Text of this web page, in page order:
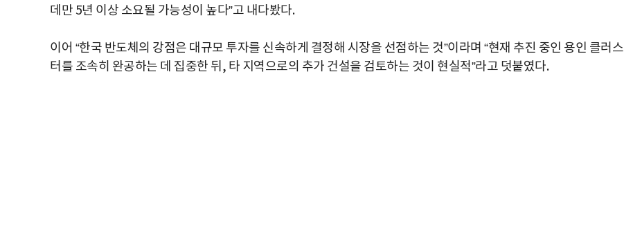
데만 5년 이상 소요될 가능성이 높다”고 내다봤다.
이어 “한국 반도체의 강점은 대규모 투자를 신속하게 결정해 시장을 선점하는 것”이라며 “현재 추진 중인 용인 클러스
터를 조속히 완공하는 데 집중한 뒤, 타 지역으로의 추가 건설을 검토하는 것이 현실적”라고 덧붙였다.